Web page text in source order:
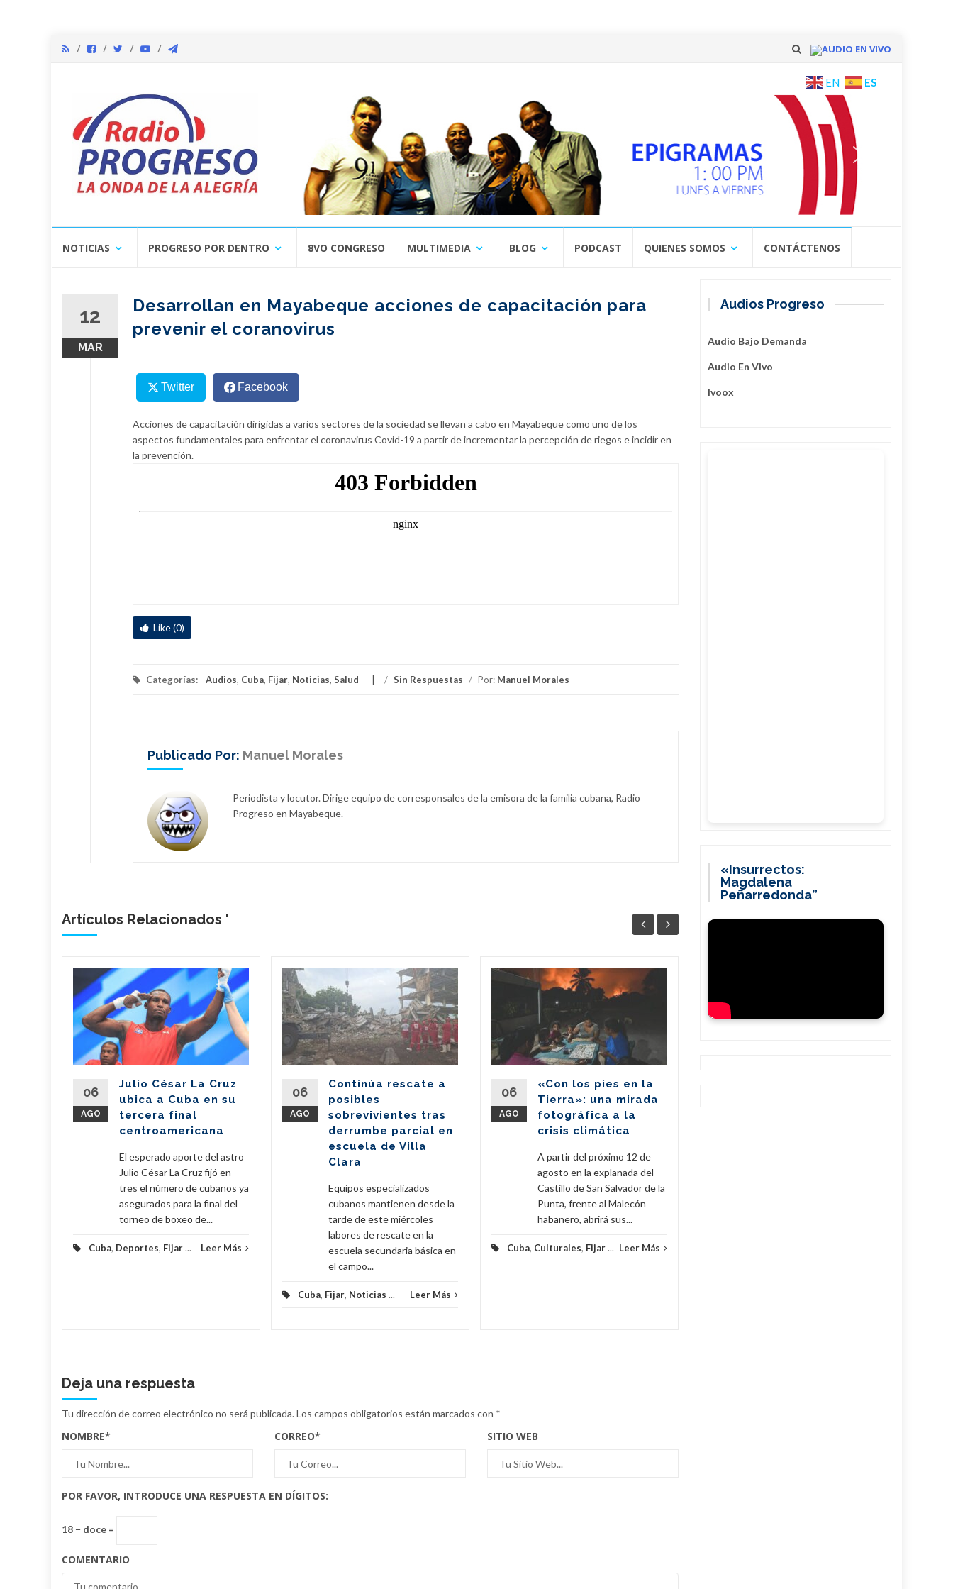
AUDIO EN VIVO
Skip
content
EN ES
NOTICIAS PROGRESO POR DENTRO 8VO CONGRESO MULTIMEDIA BLOG PODCAST QUIENES SOMOS CONTÁCTENOS
12
MAR
Desarrollan en Mayabeque acciones de capacitación para
prevenir el coranovirus
Twitter Facebook
Acciones de capacitación dirigidas a varios sectores de la sociedad se llevan a cabo en Mayabeque como uno de los
aspectos fundamentales para enfrentar el coronavirus Covid-19 a partir de incrementar la percepción de riegos e incidir en
la prevención.
Like (0)
Categorías: Audios, Cuba, Fijar, Noticias, Salud / Sin Respuestas / Por: Manuel Morales
Publicado Por: Manuel Morales
Periodista y locutor. Dirige equipo de corresponsales de la emisora de la familia cubana, Radio
Progreso en Mayabeque.
Artículos Relacionados '
06
AGO
Julio César La Cruz
ubica a Cuba en su
tercera final
centroamericana
El esperado aporte del astro
Julio César La Cruz fijó en
tres el número de cubanos ya
asegurados para la final del
torneo de boxeo de...
Cuba, Deportes, Fijar... Leer Más
06
AGO
Continúa rescate a
posibles
sobrevivientes tras
derrumbe parcial en
escuela de Villa
Clara
Equipos especializados
cubanos mantienen desde la
tarde de este miércoles
labores de rescate en la
escuela secundaria básica en
el campo...
Cuba, Fijar, Noticias ... Leer Más
06
AGO
«Con los pies en la
Tierra»: una mirada
fotográfica a la
crisis climática
A partir del próximo 12 de
agosto en la explanada del
Castillo de San Salvador de la
Punta, frente al Malecón
habanero, abrirá sus...
Cuba, Culturales, Fijar... Leer Más
AGO
afectación de 2305
Deja una respuesta
Tu dirección de correo electrónico no será publicada.Los campos obligatorios están marcados con *
NOMBRE* CORREO* SITIO WEB
POR FAVOR, INTRODUCE UNA RESPUESTA EN DÍGITOS:
18 − doce =
COMENTARIO
Audios Progreso
Audio Bajo Demanda
Audio En Vivo
Ivoox
«Insurrectos:
Magdalena
Peñarredonda”